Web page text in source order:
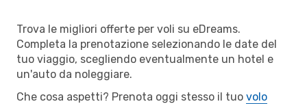
Trova le migliori offerte per voli su eDreams.
Completa la prenotazione selezionando le date del
tuo viaggio, scegliendo eventualmente un hotel e
un'auto da noleggiare.
Che cosa aspetti? Prenota oggi stesso il tuo volo